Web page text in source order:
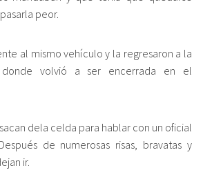
peor.
al mismo vehículo y la regresaron a la
donde volvió a ser encerrada en el
dela celda para hablar con un oficial
de numerosas risas, bravatas y
ir.